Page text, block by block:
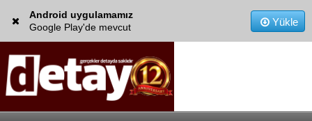
Android uygulamamız
Google Play'de mevcut
Yükle